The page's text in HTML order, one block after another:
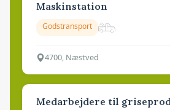
Maskinstation
Godstransport
4700, Næstved
Medarbejdere til